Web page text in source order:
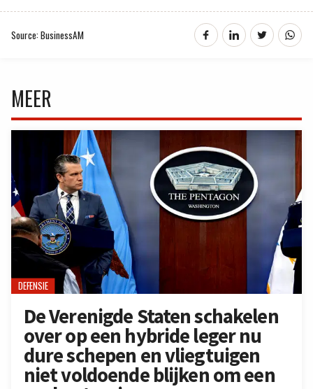
Source: BusinessAM
MEER
DEFENSIE
De Verenigde Staten schakelen
over op een hybride leger nu
dure schepen en vliegtuigen
niet voldoende blijken om een